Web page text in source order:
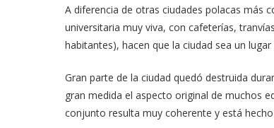
A diferencia de otras ciudades polacas más
universitaria muy viva, con cafeterías,
habitantes), hacen que la ciudad sea un
Gran parte de la ciudad quedó destruida
gran medida el aspecto original de muchos
conjunto resulta muy coherente y está